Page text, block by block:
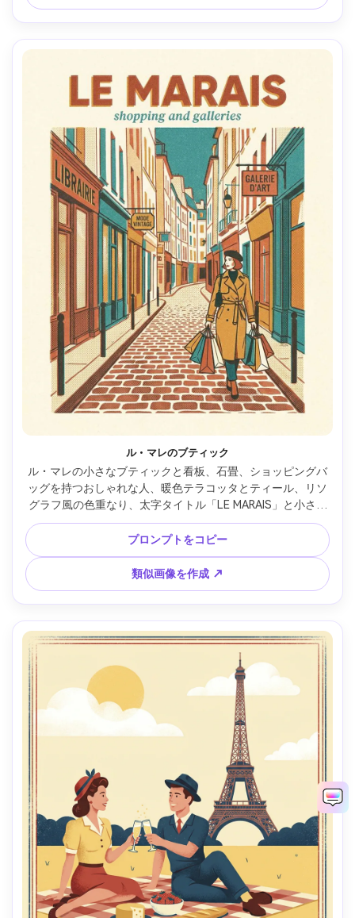
ル・マレのブティック
ル・マレの小さなブティックと看板、石畳、ショッピングバ
ッグを持つおしゃれな人、暖色テラコッタとティール、リソ
グラフ風の色重なり、太字タイトル「LE MARAIS」と小さい
サブタイトル「shopping and galleries」、モダンヴィンテ
ージな余白構成 --ar 4:5
プロンプトをコピー
類似画像を作成 ↗